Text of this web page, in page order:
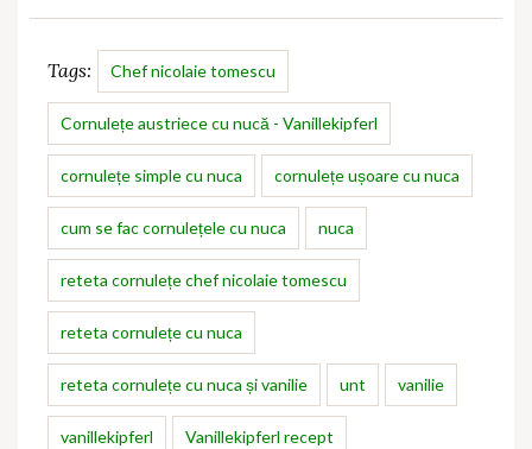
Tags: Chef nicolaie tomescu
Cornulețe austriece cu nucă - Vanillekipferl
cornulețe simple cu nuca cornulețe ușoare cu nuca
cum se fac cornulețele cu nuca nuca
reteta cornulețe chef nicolaie tomescu
reteta cornulețe cu nuca
reteta cornulețe cu nuca și vanilie unt vanilie
vanillekipferl Vanillekipferl recept